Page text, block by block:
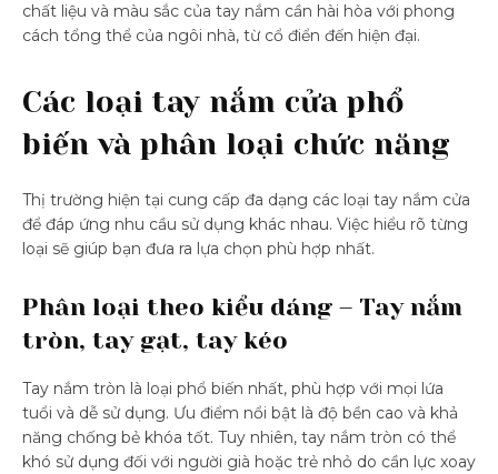
chất liệu và màu sắc của tay nắm cần hài hòa với phong
cách tổng thể của ngôi nhà, từ cổ điển đến hiện đại.
Các loại tay nắm cửa phổ
biến và phân loại chức năng
Thị trường hiện tại cung cấp đa dạng các loại tay nắm cửa
để đáp ứng nhu cầu sử dụng khác nhau. Việc hiểu rõ từng
loại sẽ giúp bạn đưa ra lựa chọn phù hợp nhất.
Phân loại theo kiểu dáng – Tay nắm
tròn, tay gạt, tay kéo
Tay nắm tròn là loại phổ biến nhất, phù hợp với mọi lứa
tuổi và dễ sử dụng. Ưu điểm nổi bật là độ bền cao và khả
năng chống bẻ khóa tốt. Tuy nhiên, tay nắm tròn có thể
khó sử dụng đối với người già hoặc trẻ nhỏ do cần lực xoay